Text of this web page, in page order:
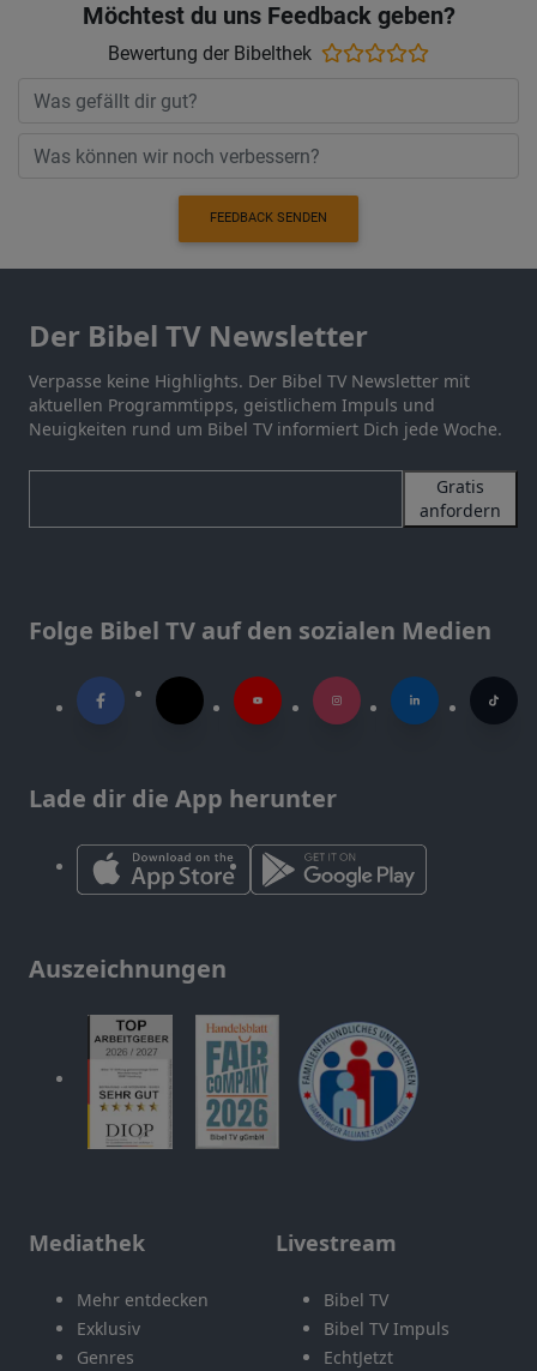
Möchtest du uns Feedback geben?
Bewertung der Bibelthek
FEEDBACK SENDEN
Der Bibel TV Newsletter
Verpasse keine Highlights. Der Bibel TV Newsletter mit
aktuellen Programmtipps, geistlichem Impuls und
Neuigkeiten rund um Bibel TV informiert Dich jede Woche.
Gratis
anfordern
Folge Bibel TV auf den sozialen Medien
Lade dir die App herunter
Auszeichnungen
Mediathek
Mehr entdecken
Exklusiv
Genres
Livestream
Bibel TV
Bibel TV Impuls
EchtJetzt